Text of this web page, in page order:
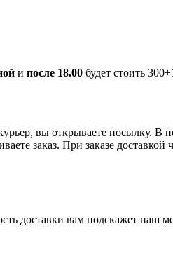
и после 18.00 будет стоить
вы открываете посылку. В
заказ. При заказе
доставки вам подскажет наш